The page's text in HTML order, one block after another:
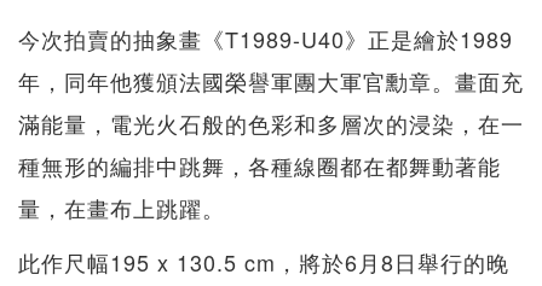
今次拍賣的抽象畫《T1989-U40》正是繪於1989
年，同年他獲頒法國榮譽軍團大軍官勳章。畫面充
滿能量，電光火石般的色彩和多層次的浸染，在一
種無形的編排中跳舞，各種線圈都在都舞動著能
量，在畫布上跳躍。
此作尺幅195 x 130.5 cm，將於6月8日舉行的晚